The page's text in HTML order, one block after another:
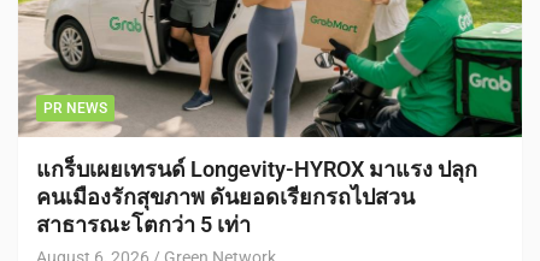
PR NEWS
แกร็บเผยเทรนด์ Longevity-HYROX มาแรง ปลุก
คนเมืองรักสุขภาพ ดันยอดเรียกรถไปสวน
สาธารณะโตกว่า 5 เท่า